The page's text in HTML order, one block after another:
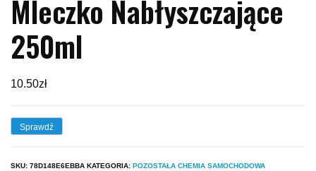
Mleczko Nabłyszczające
250ml
10.50zł
Sprawdź
SKU: 78D148E6EBBA KATEGORIA: POZOSTAŁA CHEMIA SAMOCHODOWA